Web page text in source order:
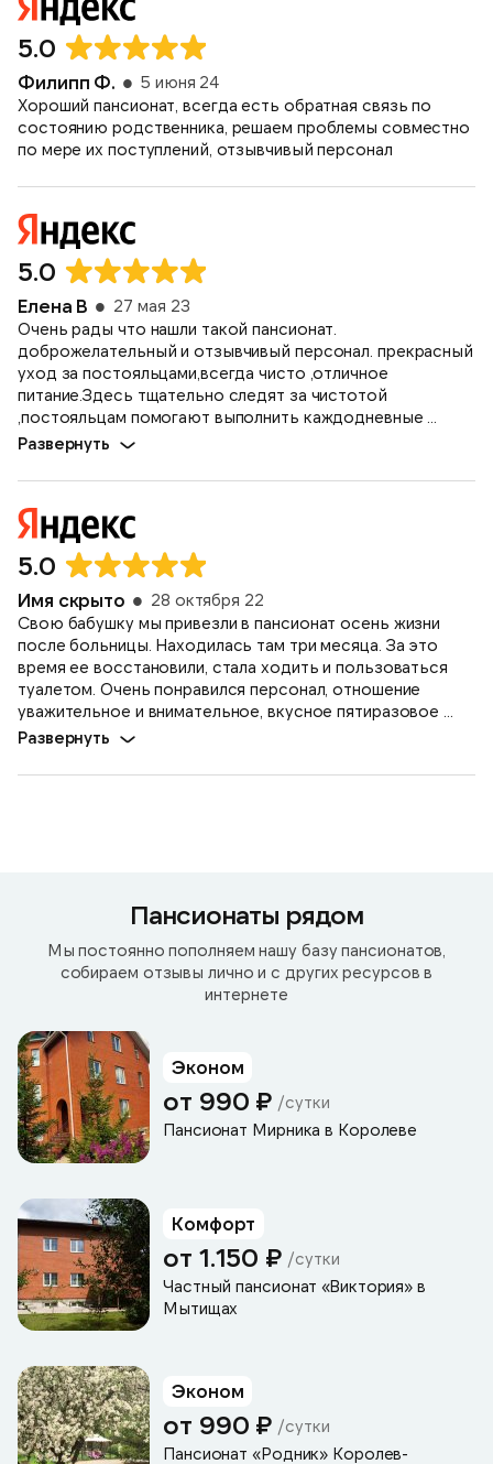
5.0
Филипп Ф.
5 июня 24
Хороший пансионат, всегда есть обратная связь по
состоянию родственника, решаем проблемы совместно
по мере их поступлений, отзывчивый персонал
5.0
Елена В
27 мая 23
Очень рады что нашли такой пансионат.
доброжелательный и отзывчивый персонал. прекрасный
уход за постояльцами,всегда чисто ,отличное
питание.Здесь тщательно следят за чистотой
,постояльцам помогают выполнить каждодневные ...
Развернуть
5.0
Имя скрыто
28 октября 22
Свою бабушку мы привезли в пансионат осень жизни
после больницы. Находилась там три месяца. За это
время ее восстановили, стала ходить и пользоваться
туалетом. Очень понравился персонал, отношение
уважительное и внимательное, вкусное пятиразовое ...
Развернуть
Пансионаты рядом
Мы постоянно пополняем нашу базу пансионатов,
собираем отзывы лично и с других ресурсов в
интернете
Эконом
от 990 ₽ /сутки
Пансионат Мирника в Королеве
Комфорт
от 1.150 ₽ /сутки
Частный пансионат «Виктория» в
Мытищах
Эконом
от 990 ₽ /сутки
Пансионат «Родник» Королев-